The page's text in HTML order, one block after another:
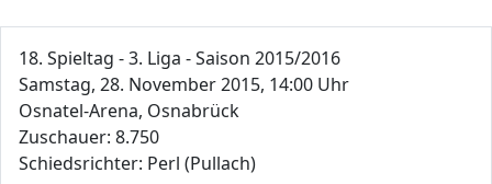
18. Spieltag - 3. Liga - Saison 2015/2016
Samstag, 28. November 2015, 14:00 Uhr
Osnatel-Arena, Osnabrück
Zuschauer: 8.750
Schiedsrichter: Perl (Pullach)